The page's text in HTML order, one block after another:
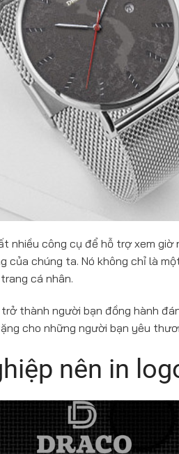
nhiều công cụ để hỗ trợ xem
chúng ta. Nó không chỉ là
cá nhân.
thành người bạn đồng hành
cho những người bạn yêu
nên in